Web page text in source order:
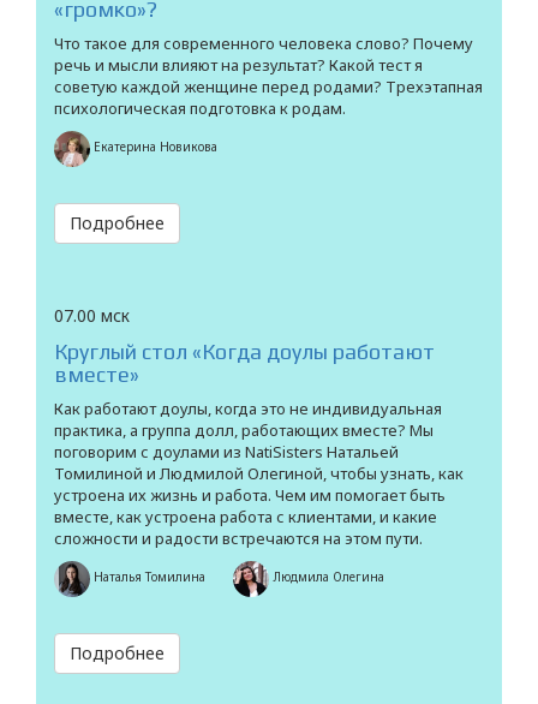
«громко»?
Что такое для современного человека слово? Почему
речь и мысли влияют на результат? Какой тест я
советую каждой женщине перед родами? Трехэтапная
психологическая подготовка к родам.
Екатерина Новикова
Подробнее
07.00 мск
Круглый стол «Когда доулы работают
вместе»
Как работают доулы, когда это не индивидуальная
практика, а группа долл, работающих вместе? Мы
поговорим с доулами из NatiSisters Натальей
Томилиной и Людмилой Олегиной, чтобы узнать, как
устроена их жизнь и работа. Чем им помогает быть
вместе, как устроена работа с клиентами, и какие
сложности и радости встречаются на этом пути.
Наталья Томилина Людмила Олегина
Подробнее